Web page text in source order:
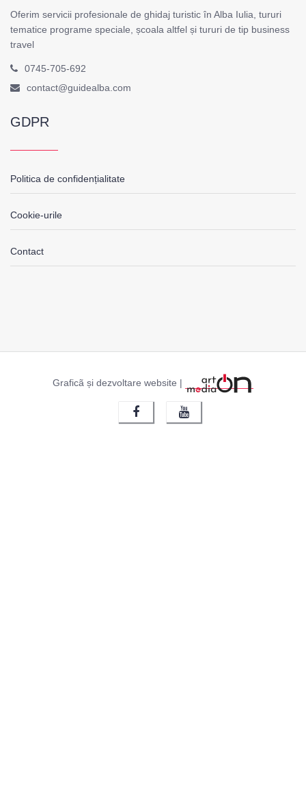
Oferim servicii profesionale de ghidaj turistic în Alba Iulia, tururi
tematice programe speciale, școala altfel și tururi de tip business
travel
0745-705-692
contact@guidealba.com
GDPR
Politica de confidențialitate
Cookie-urile
Contact
Graficã și dezvoltare website |